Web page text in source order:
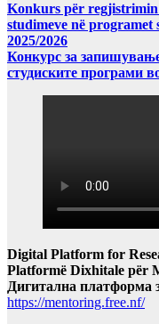
Konkurs për regjistrimin
studimeve në
2025/2026
Конкурс за
студиските програми
Digital Platform for
Platformë Dixhitale për
Дигитална платформа
https://mentoring.free.nf/